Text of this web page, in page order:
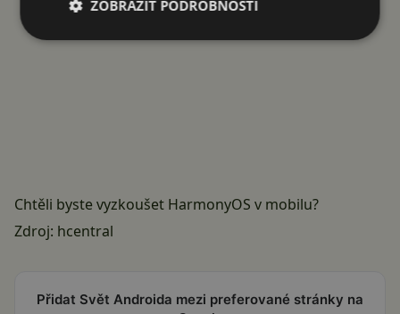
Chtěli byste vyzkoušet HarmonyOS v mobilu?
Zdroj: hcentral
Přidat Svět Androida mezi preferované stránky na
ZOBRAZIT PODROBNOSTI